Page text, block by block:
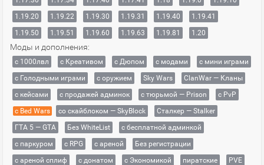
1.19.20
1.19.22 1.19.30 1.19.31 1.19.40
1.19.41
1.19.50
1.19.51 1.19.60 1.19.63 1.19.81 1.20
Моды и дополнения:
с 1000лвл c Креативом с Дюпом с модами
с мини играми
с Голодными играми
с оружием Sky Wars
ClanWar — Кланы
с кейсами
с продажей админок с тюрьмой — Prison
с PvP
с Bed Wars
со скайблоком — SkyBlock
Сталкер — Stalker
ГТА 5 — GTA
Без WhiteList
с бесплатной админкой
с паркуром
с RPG с ареной
Без регистрации
с ареной сплиф
с донатом с Экономикой пиратские
PVE